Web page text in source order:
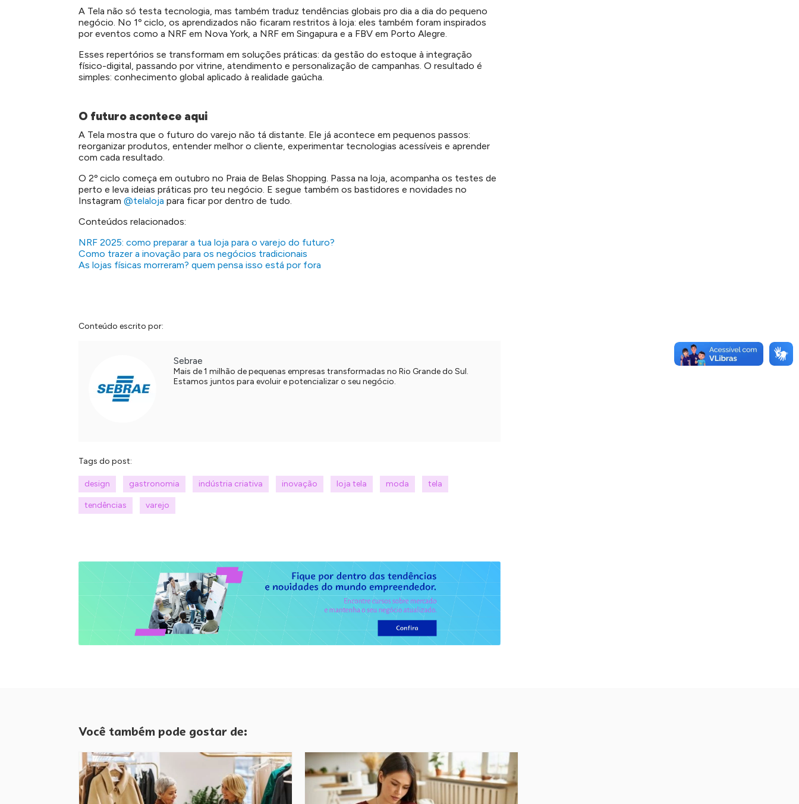
A Tela não só testa tecnologia, mas também traduz tendências globais pro dia a dia do pequeno
negócio. No 1º ciclo, os aprendizados não ficaram restritos à loja: eles também foram inspirados
por eventos como a NRF em Nova York, a NRF em Singapura e a FBV em Porto Alegre.
Esses repertórios se transformam em soluções práticas: da gestão do estoque à integração
físico-digital, passando por vitrine, atendimento e personalização de campanhas. O resultado é
simples: conhecimento global aplicado à realidade gaúcha.
O futuro acontece aqui
A Tela mostra que o futuro do varejo não tá distante. Ele já acontece em pequenos passos:
reorganizar produtos, entender melhor o cliente, experimentar tecnologias acessíveis e aprender
com cada resultado.
O 2º ciclo começa em outubro no Praia de Belas Shopping. Passa na loja, acompanha os testes de
perto e leva ideias práticas pro teu negócio. E segue também os bastidores e novidades no
Instagram @telaloja para ficar por dentro de tudo.
Conteúdos relacionados:
NRF 2025: como preparar a tua loja para o varejo do futuro?
Como trazer a inovação para os negócios tradicionais
As lojas físicas morreram? quem pensa isso está por fora
Conteúdo escrito por:
Sebrae
Mais de 1 milhão de pequenas empresas transformadas no Rio Grande do Sul.
Estamos juntos para evoluir e potencializar o seu negócio.
Tags do post:
design gastronomia indústria criativa inovação loja tela moda tela
tendências varejo
Você também pode gostar de: